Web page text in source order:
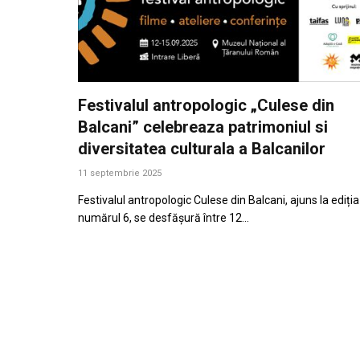
Festivalul antropologic „Culese din
Balcani” celebreaza patrimoniul si
diversitatea culturala a Balcanilor
11 septembrie 2025
Festivalul antropologic Culese din Balcani, ajuns la
numărul 6, se desfășură între 12…